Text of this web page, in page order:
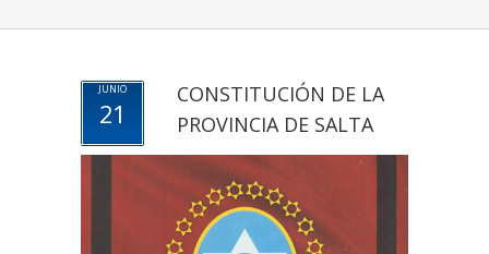
JUNIO
21
CONSTITUCIÓN DE LA
PROVINCIA DE SALTA